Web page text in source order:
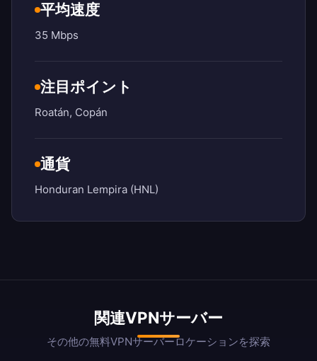
平均速度
35 Mbps
注目ポイント
Roatán, Copán
通貨
Honduran Lempira (HNL)
関連VPNサーバー
その他の無料VPNサーバーロケーションを探索